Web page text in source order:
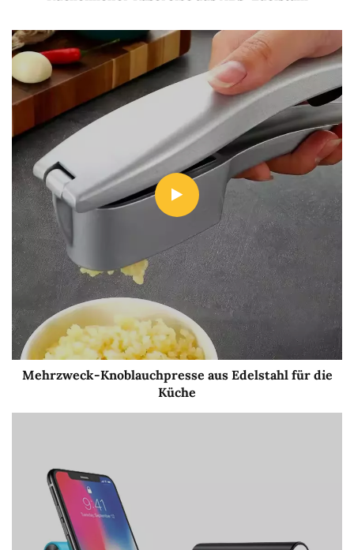
Mehrzweck-Knoblauchpresse aus Edelstahl für die
Küche